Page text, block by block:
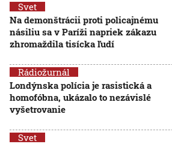
Svet
Na demonštrácii proti policajnému
násiliu sa v Paríži napriek zákazu
zhromaždila tisícka ľudí
Rádiožurnál
Londýnska polícia je rasistická a
homofóbna, ukázalo to nezávislé
vyšetrovanie
Svet